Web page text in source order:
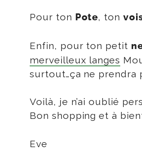
Pour ton Pote, ton
Enfin, pour ton petit
merveilleux langes
surtout…ça ne prendra
Voilà, je n’ai oublié
Bon shopping et à
Eve